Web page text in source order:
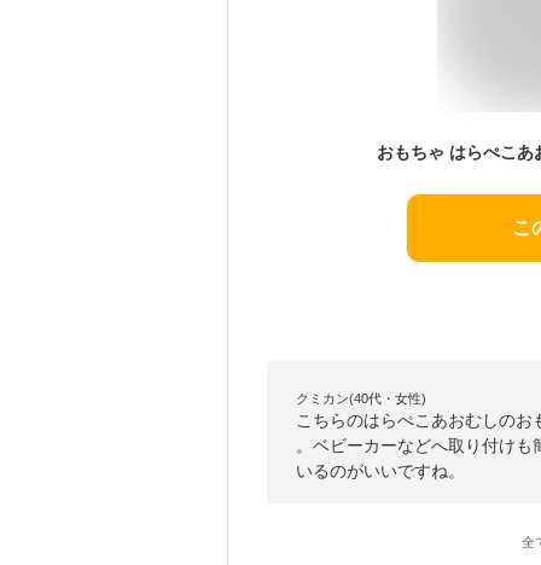
こ
クミカン(40代・女性)
こちらのはらぺこあおむしの
。ベビーカーなどへ取り付け
いるのがいいですね。
全